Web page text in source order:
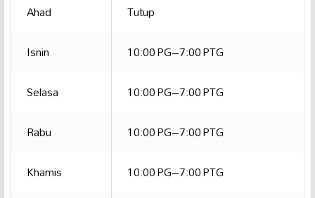
Ahad
Tutup
Isnin
10:00 PG–7:00 PTG
Selasa
10:00 PG–7:00 PTG
Rabu
10:00 PG–7:00 PTG
Khamis
10:00 PG–7:00 PTG